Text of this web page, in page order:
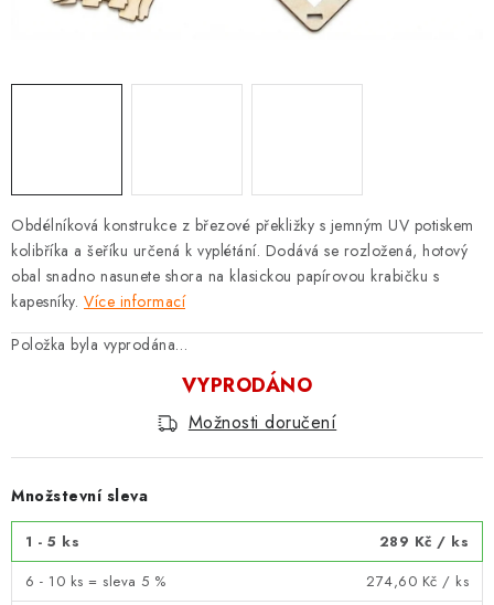
Obdélníková konstrukce z březové překližky s jemným UV potiskem
kolibříka a šeříku určená k vyplétání. Dodává se rozložená, hotový
obal snadno nasunete shora na klasickou papírovou krabičku s
kapesníky. Více informací
Položka byla vyprodána…
VYPRODÁNO
Možnosti doručení
Množstevní sleva
1 - 5 ks 289 Kč / ks
6 - 10 ks = sleva 5 %
274,60 Kč / ks